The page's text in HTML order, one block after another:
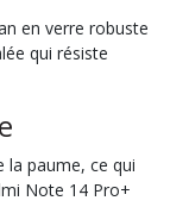
en verre robuste
qui résiste
la paume, ce qui
Note 14 Pro+